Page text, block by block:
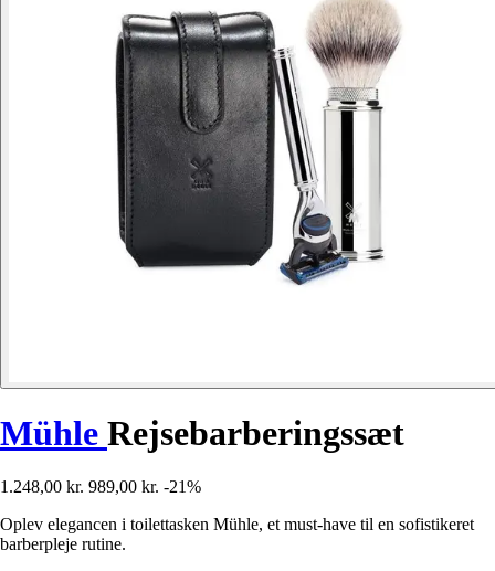
Mühle Rejsebarberingssæt
1.248,00 kr. 989,00 kr. -21%
Oplev elegancen i toilettasken Mühle, et must-have til en sofistikeret
barberpleje rutine.